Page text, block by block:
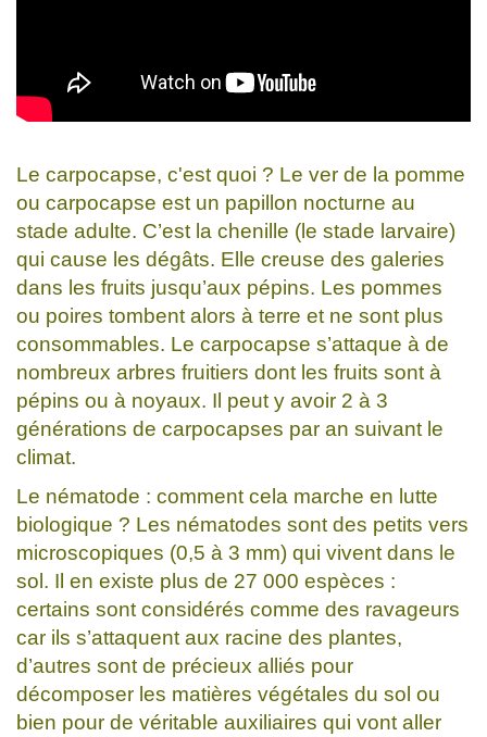
Le carpocapse, c'est quoi ? Le ver de la pomme
ou carpocapse est un papillon nocturne au
stade adulte. C’est la chenille (le stade larvaire)
qui cause les dégâts. Elle creuse des galeries
dans les fruits jusqu’aux pépins. Les pommes
ou poires tombent alors à terre et ne sont plus
consommables. Le carpocapse s’attaque à de
nombreux arbres fruitiers dont les fruits sont à
pépins ou à noyaux. Il peut y avoir 2 à 3
générations de carpocapses par an suivant le
climat.
Le nématode : comment cela marche en lutte
biologique ? Les nématodes sont des petits vers
microscopiques (0,5 à 3 mm) qui vivent dans le
sol. Il en existe plus de 27 000 espèces :
certains sont considérés comme des ravageurs
car ils s’attaquent aux racine des plantes,
d’autres sont de précieux alliés pour
décomposer les matières végétales du sol ou
bien pour de véritable auxiliaires qui vont aller